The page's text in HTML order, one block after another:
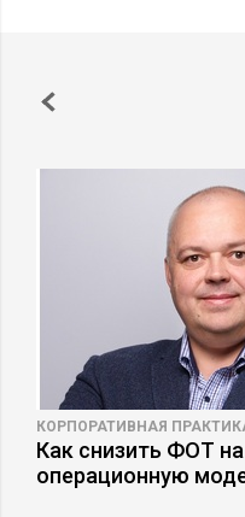
КОРПОРАТИВНАЯ
Как снизить ФОТ на
операционную